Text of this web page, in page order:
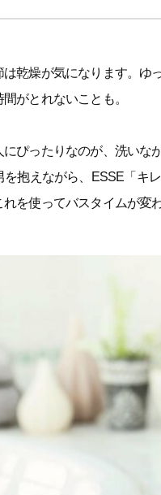
は乾燥が気になります。ゆ
がとれないことも。
ぴったりなのが、洗いな
を抱えながら、ESSE「キ
れを使ってバスタイムが変